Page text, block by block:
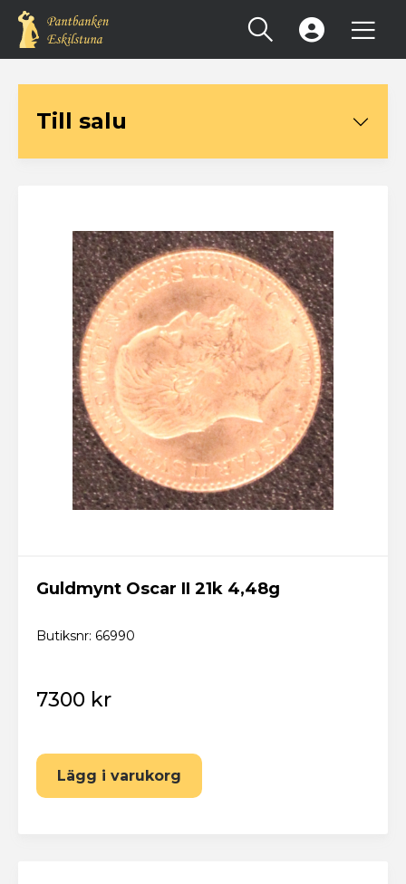
Till salu
Guldmynt Oscar II 21k 4,48g
Butiksnr: 66990
7300 kr
Lägg i varukorg